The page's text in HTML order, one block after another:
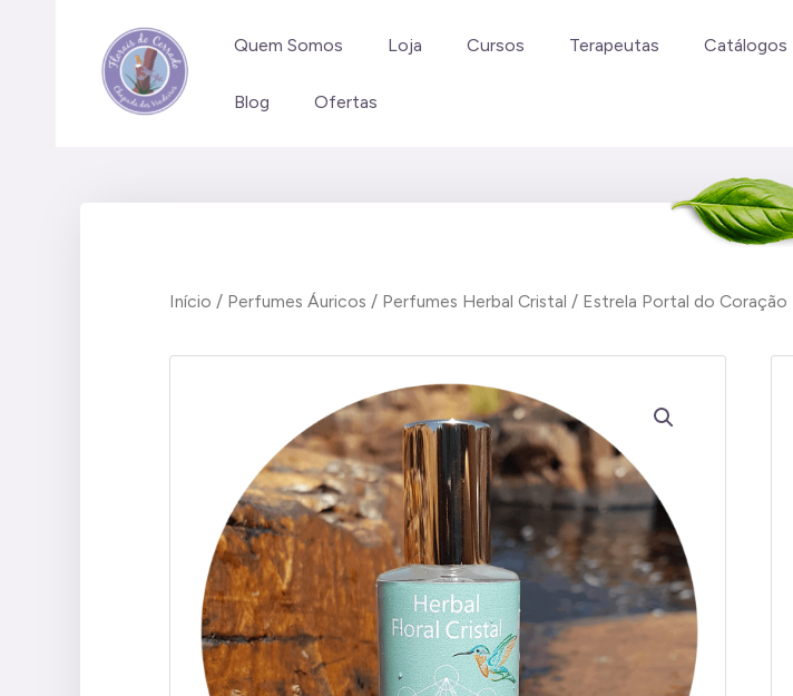
conteúdo
Quem Somos Loja Cursos Terapeutas Catálogos
Blog Ofertas
Início / Perfumes Áuricos / Perfumes Herbal Cristal / Estrela Portal do Coração